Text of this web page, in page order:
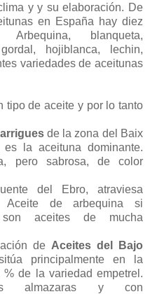
y y su elaboración. De
en España hay diez
Arbequina, blanqueta,
hojiblanca, lechin,
variedades de aceitunas
tipo de aceite y por lo tanto
de la zona del Baix
la aceituna dominante.
pero sabrosa, de color
del Ebro, atraviesa
Aceite de arbequina si
aceites de mucha
de Aceites del Bajo
principalmente en la
de la variedad empetrel.
almazaras y con